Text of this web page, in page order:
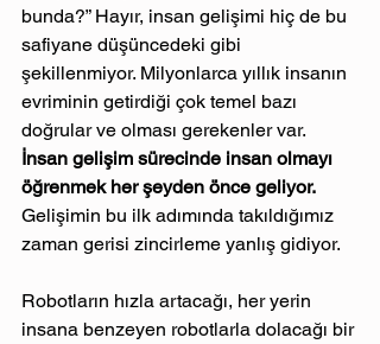
bunda?” Hayır, insan gelişimi hiç de bu
safiyane düşüncedeki gibi
şekillenmiyor. Milyonlarca yıllık insanın
evriminin getirdiği çok temel bazı
doğrular ve olması gerekenler var.
İnsan gelişim sürecinde insan olmayı
öğrenmek her şeyden önce geliyor.
Gelişimin bu ilk adımında takıldığımız
zaman gerisi zincirleme yanlış gidiyor.
Robotların hızla artacağı, her yerin
insana benzeyen robotlarla dolacağı bir